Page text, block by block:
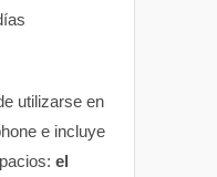
utilizarse en
e incluye
el